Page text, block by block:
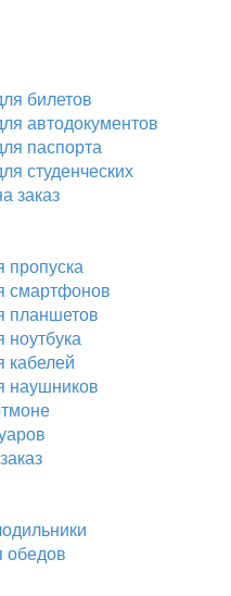
билетов
автодокументов
паспорта
студенческих
заказ
пропуска
смартфонов
планшетов
кабелей
наушников
обедов